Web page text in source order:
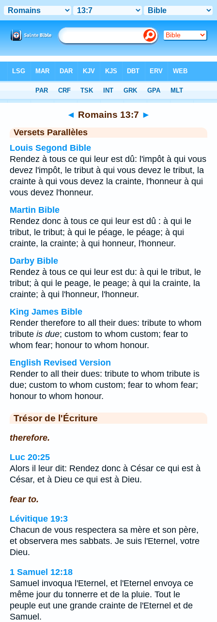
Chapitre 13 > Verset 7
◄ Romains 13:7 ►
Versets Parallèles
Louis Segond Bible
Rendez à tous ce qui leur est dû: l'impôt à qui vous
devez l'impôt, le tribut à qui vous devez le tribut, la
crainte à qui vous devez la crainte, l'honneur à qui
vous devez l'honneur.
Martin Bible
Rendez donc à tous ce qui leur est dû : à qui le
tribut, le tribut; à qui le péage, le péage; à qui
crainte, la crainte; à qui honneur, l'honneur.
Darby Bible
Rendez à tous ce qui leur est du: à qui le tribut, le
tribut; à qui le peage, le peage; à qui la crainte, la
crainte; à qui l'honneur, l'honneur.
King James Bible
Render therefore to all their dues: tribute to whom
tribute is due; custom to whom custom; fear to
whom fear; honour to whom honour.
English Revised Version
Render to all their dues: tribute to whom tribute is
due; custom to whom custom; fear to whom fear;
honour to whom honour.
Trésor de l'Écriture
therefore.
Luc 20:25
Alors il leur dit: Rendez donc à César ce qui est à
César, et à Dieu ce qui est à Dieu.
fear to.
Lévitique 19:3
Chacun de vous respectera sa mère et son père,
et observera mes sabbats. Je suis l'Eternel, votre
Dieu.
1 Samuel 12:18
Samuel invoqua l'Eternel, et l'Eternel envoya ce
même jour du tonnerre et de la pluie. Tout le
peuple eut une grande crainte de l'Eternel et de
Samuel.